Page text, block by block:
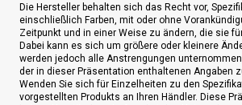
Die Hersteller behalten sich das Recht vor,
einschließlich Farben, mit oder ohne
Zeitpunkt und in einer Weise zu ändern, die sie
Dabei kann es sich um größere oder kleinere
werden jedoch alle Anstrengungen
der in dieser Präsentation enthaltenen Angaben
Wenden Sie sich für Einzelheiten zu den
vorgestellten Produkts an Ihren Händler. Diese